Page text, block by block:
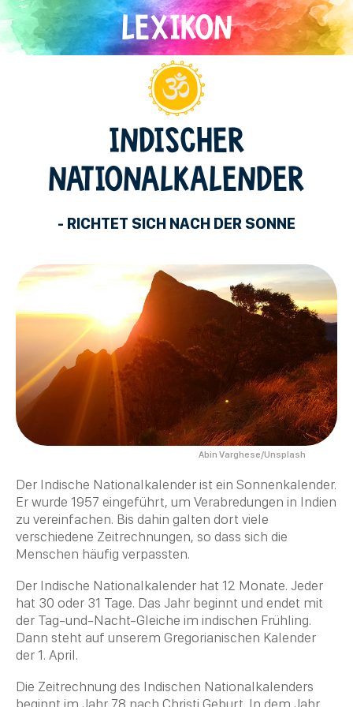
Direkt
zum
Inhalt
INDISCHER
NATIONALKALENDER
- RICHTET SICH NACH DER SONNE
Abin Varghese/Unsplash
Der Indische Nationalkalender ist ein Sonnenkalender.
Er wurde 1957 eingeführt, um Verabredungen in Indien
zu vereinfachen. Bis dahin galten dort viele
verschiedene Zeitrechnungen, so dass sich die
Menschen häufig verpassten.
Der Indische Nationalkalender hat 12 Monate. Jeder
hat 30 oder 31 Tage. Das Jahr beginnt und endet mit
der Tag-und-Nacht-Gleiche im indischen Frühling.
Dann steht auf unserem Gregorianischen Kalender
der 1. April.
Die Zeitrechnung des Indischen Nationalkalenders
beginnt im Jahr 78 nach Christi Geburt. In dem Jahr